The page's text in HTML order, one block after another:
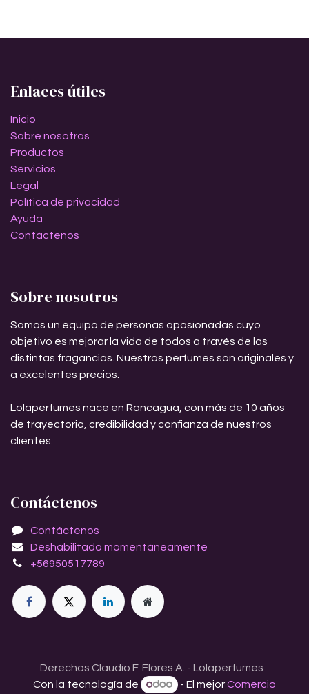
Enlaces útiles
Inicio
Sobre nosotros
Productos
Servicios
Legal
Política de privacidad
Ayuda
Contáctenos
Sobre nosotros
Somos un equipo de personas apasionadas cuyo
objetivo es mejorar la vida de todos a través de las
distintas fragancias. Nuestros perfumes son originales y
a excelentes precios.
Lolaperfumes nace en Rancagua, con más de 10 años
de trayectoria, credibilidad y confianza de nuestros
clientes.
Contáctenos
Contáctenos
Deshabilitado momentáneamente
+56950517789
Derechos Claudio F. Flores A. - Lolaperfumes
Con la tecnología de
- El mejorComercio